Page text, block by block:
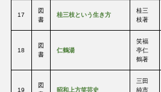
17
図
書
桂三枝という生き方
桂三
枝著
18
図
書
仁鶴湯
笑福
亭仁
鶴著
19
図
昭和上方笑芸史
三田
純市